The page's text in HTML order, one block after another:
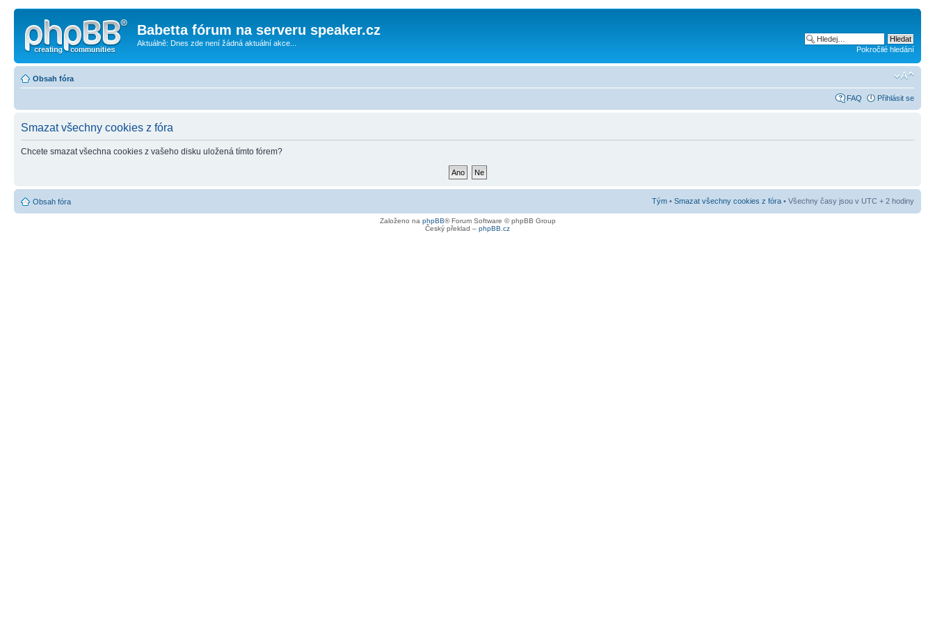
Babetta fórum na serveru speaker.cz
Aktuálně: Dnes zde není žádná aktuální akce...
Pokročilé hledání
Obsah fóra
FAQ Přihlásit se
Smazat všechny cookies z fóra
Chcete smazat všechna cookies z vašeho disku uložená tímto fórem?
Obsah fóra Tým • Smazat všechny cookies z fóra • Všechny časy jsou v UTC + 2 hodiny
Založeno na phpBB® Forum Software © phpBB Group
Český překlad – phpBB.cz